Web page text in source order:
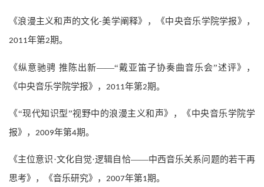
《浪漫主义和声的文化-美学阐释》，《中央音乐学院学报》，
2011年第2期。
《纵意驰骋 推陈出新——“戴亚笛子协奏曲音乐会”述评》，
《中央音乐学院学报》， 2011年第2期。
《“现代知识型”视野中的浪漫主义和声》，《中央音乐学院学
报》， 2009年第4期。
《主位意识·文化自觉·逻辑自恰——中西音乐关系问题的若干再
思考》，《音乐研究》， 2007年第1期。